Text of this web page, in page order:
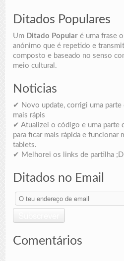
Ditados Populares
Um Ditado Popular é uma frase
anónimo que é repetido e
composto e baseado no senso
meio cultural.
Noticias
✔ Novo update, corrigi uma
mais rápis
✔ Atualizei o código e uma parte
para ficar mais rápida e funcionar
tablets.
✔ Melhorei os links de partilha ;D
Ditados no Email
O
teu
de
email
Comentários